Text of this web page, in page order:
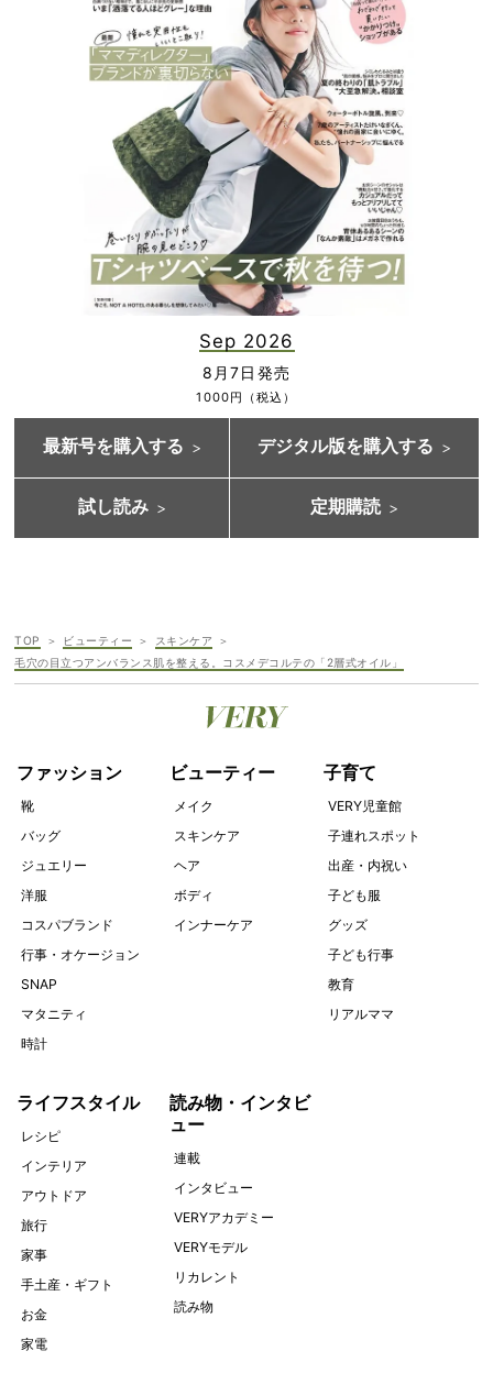
Sep 2026
8月7日発売
1000円（税込）
最新号を購入する デジタル版を購入する
試し読み 定期購読
TOP ビューティー
スキンケア
毛穴の目立つアンバランス肌を整える。コスメデコルテの「2層式オイル」
ファッション
靴
バッグ
ジュエリー
洋服
コスパブランド
行事・オケージョン
SNAP
マタニティ
時計
ビューティー
メイク
スキンケア
ヘア
ボディ
インナーケア
子育て
VERY児童館
子連れスポット
出産・内祝い
子ども服
グッズ
子ども行事
教育
リアルママ
ライフスタイル
レシピ
インテリア
アウトドア
旅行
家事
手土産・ギフト
お金
家電
読み物・インタビ
ュー
連載
インタビュー
VERYアカデミー
VERYモデル
リカレント
読み物